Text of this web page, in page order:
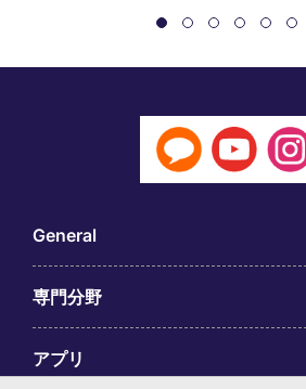
General
専門分野
アプリ